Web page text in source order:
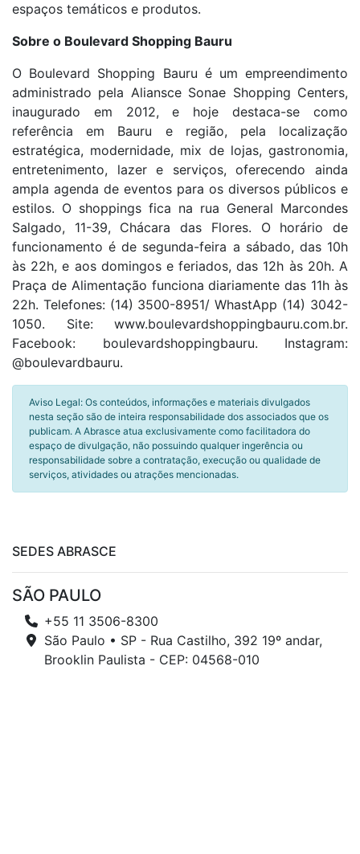
espaços temáticos e produtos.
Sobre o Boulevard Shopping Bauru
O Boulevard Shopping Bauru é um empreendimento
administrado pela Aliansce Sonae Shopping Centers,
inaugurado em 2012, e hoje destaca-se como
referência em Bauru e região, pela localização
estratégica, modernidade, mix de lojas, gastronomia,
entretenimento, lazer e serviços, oferecendo ainda
ampla agenda de eventos para os diversos públicos e
estilos. O shoppings fica na rua General Marcondes
Salgado, 11-39, Chácara das Flores. O horário de
funcionamento é de segunda-feira a sábado, das 10h
às 22h, e aos domingos e feriados, das 12h às 20h. A
Praça de Alimentação funciona diariamente das 11h às
22h. Telefones: (14) 3500-8951/ WhastApp (14) 3042-
1050. Site: www.boulevardshoppingbauru.com.br.
Facebook: boulevardshoppingbauru. Instagram:
@boulevardbauru.
Aviso Legal: Os conteúdos, informações e materiais divulgados
nesta seção são de inteira responsabilidade dos associados que os
publicam. A Abrasce atua exclusivamente como facilitadora do
espaço de divulgação, não possuindo qualquer ingerência ou
responsabilidade sobre a contratação, execução ou qualidade de
serviços, atividades ou atrações mencionadas.
SEDES ABRASCE
SÃO PAULO
+55 11 3506-8300
São Paulo • SP - Rua Castilho, 392 19º andar,
Brooklin Paulista - CEP: 04568-010